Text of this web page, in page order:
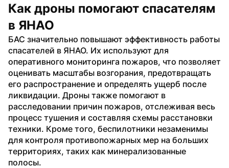
Как дроны помогают спасателям
в ЯНАО
БАС значительно повышают эффективность работы
спасателей в ЯНАО. Их используют для
оперативного мониторинга пожаров, что позволяет
оценивать масштабы возгорания, предотвращать
его распространение и определять ущерб после
ликвидации. Дроны также помогают в
расследовании причин пожаров, отслеживая весь
процесс тушения и составляя схемы расстановки
техники. Кроме того, беспилотники незаменимы
для контроля противопожарных мер на больших
территориях, таких как минерализованные
полосы.